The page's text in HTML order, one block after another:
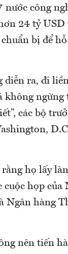
nước công
24 tỷ
bị để
diễn ra, đi
ngừng
các bộ
họ lấy
cuộc họp của
Ngân hàng
nên tiến